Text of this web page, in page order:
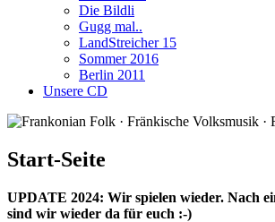
Die Bildli
Gugg mal..
LandStreicher 15
Sommer 2016
Berlin 2011
Unsere CD
Start-Seite
UPDATE 2024: Wir spielen wieder. Nach
sind wir wieder da für euch :-)